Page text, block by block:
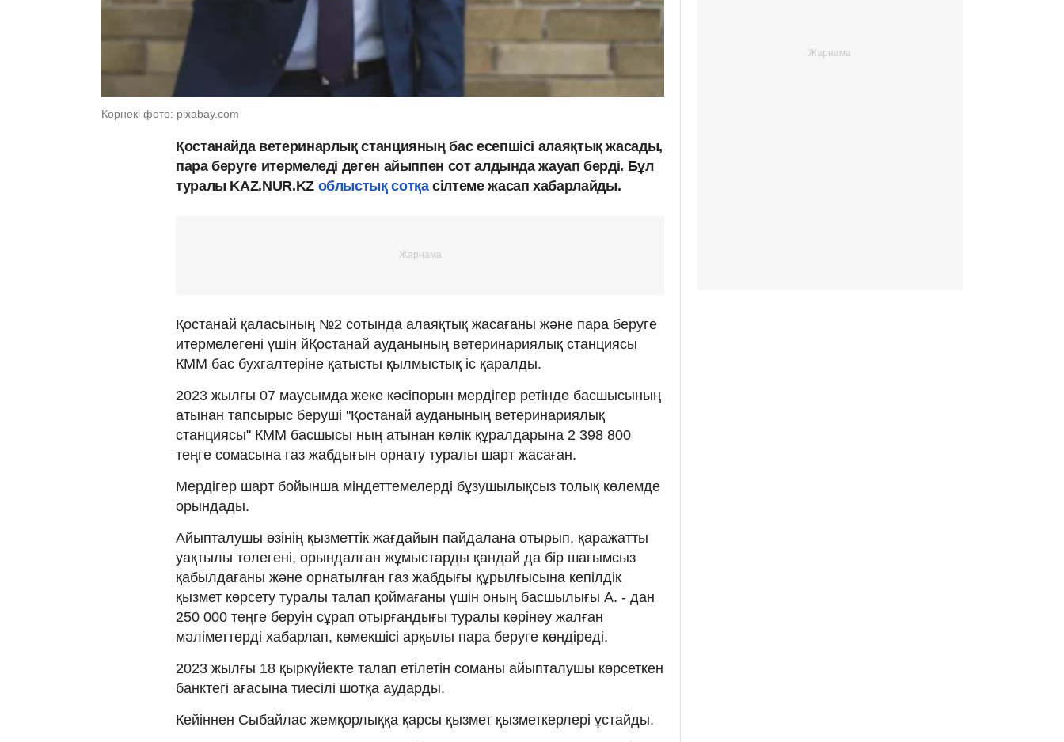
Көрнекі фото: pixabay.com
Қостанайда ветеринарлық станцияның бас есепшісі алаяқтық жасады,
пара беруге итермеледі деген айыппен сот алдында жауап берді. Бұл
туралы KAZ.NUR.KZ облыстық сотқасілтеме жасап хабарлайды.
Қостанай қаласының №2 сотында алаяқтық жасағаны және пара беруге
итермелегені үшін йҚостанай ауданының ветеринариялық станциясы
КММ бас бухгалтеріне қатысты қылмыстық іс қаралды.
2023 жылғы 07 маусымда жеке кәсіпорын мердігер ретінде басшысының
атынан тапсырыс беруші "Қостанай ауданының ветеринариялық
станциясы" КММ басшысы ның атынан көлік құралдарына 2 398 800
теңге сомасына газ жабдығын орнату туралы шарт жасаған.
Мердігер шарт бойынша міндеттемелерді бұзушылықсыз толық көлемде
орындады.
Айыпталушы өзінің қызметтік жағдайын пайдалана отырып, қаражатты
уақтылы төлегені, орындалған жұмыстарды қандай да бір шағымсыз
қабылдағаны және орнатылған газ жабдығы құрылғысына кепілдік
қызмет көрсету туралы талап қоймағаны үшін оның басшылығы А. - дан
250 000 теңге беруін сұрап отырғандығы туралы көрінеу жалған
мәліметтерді хабарлап, көмекшісі арқылы пара беруге көндіреді.
2023 жылғы 18 қыркүйекте талап етілетін соманы айыпталушы көрсеткен
банктегі ағасына тиесілі шотқа аударды.
Кейіннен Сыбайлас жемқорлыққа қарсы қызмет қызметкерлері ұстайды.